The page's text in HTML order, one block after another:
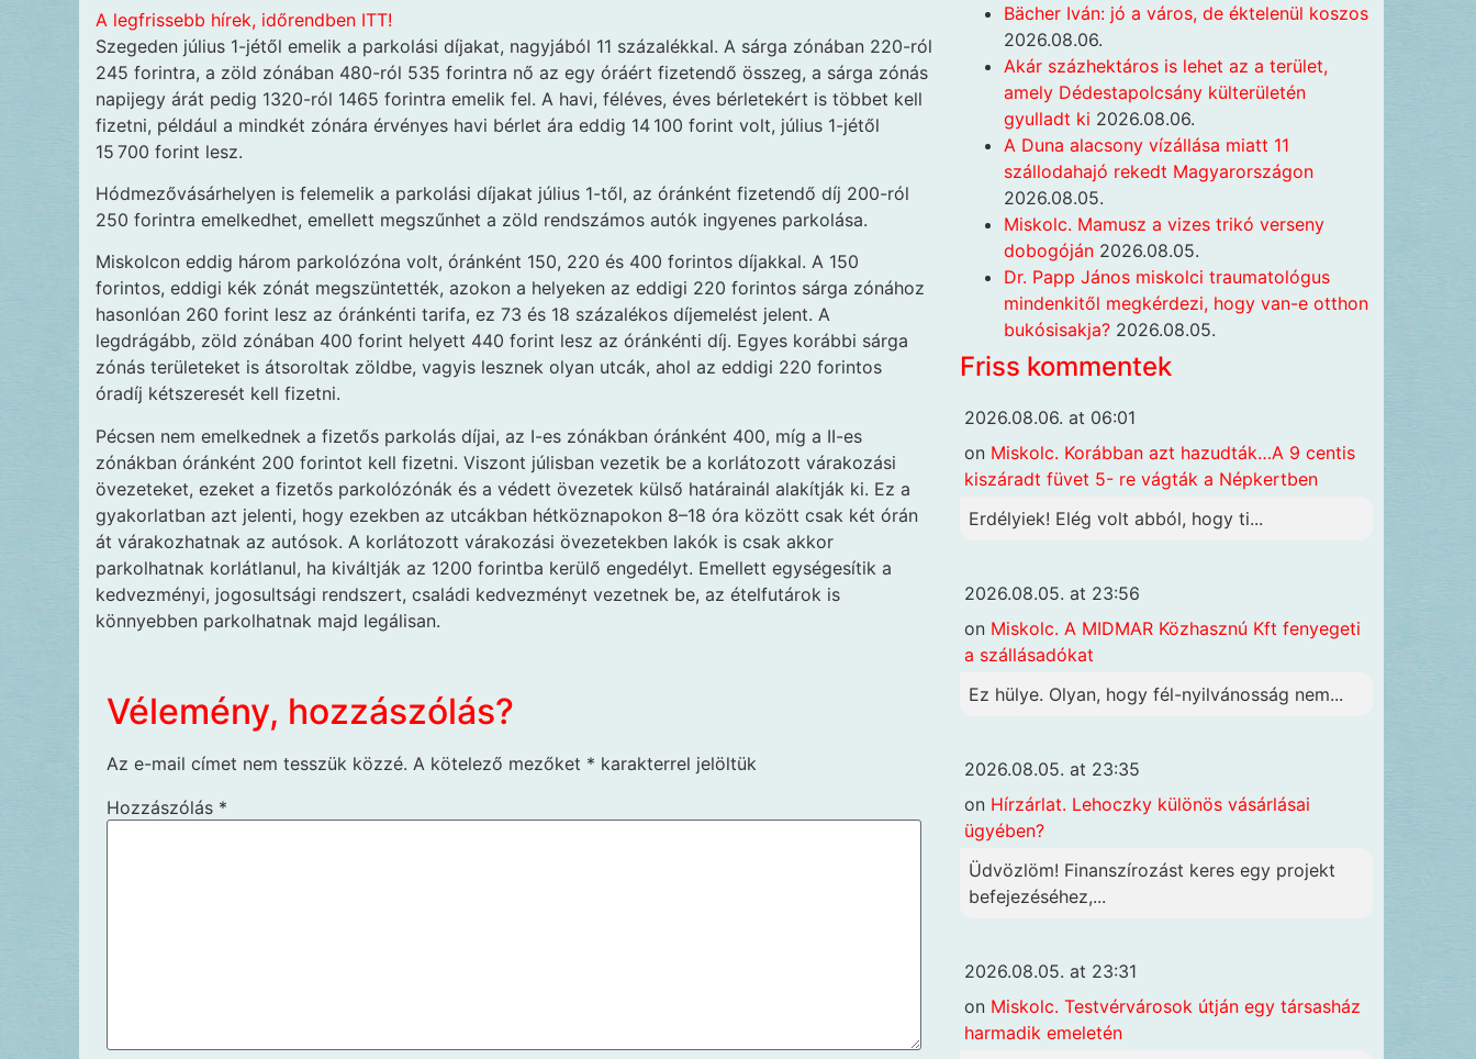
A legfrissebb hírek, időrendben ITT!
Szegeden július 1-jétől emelik a parkolási díjakat, nagyjából 11 százalékkal. A sárga zónában 220-ról
245 forintra, a zöld zónában 480-ról 535 forintra nő az egy óráért fizetendő összeg, a sárga zónás
napijegy árát pedig 1320-ról 1465 forintra emelik fel. A havi, féléves, éves bérletekért is többet kell
fizetni, például a mindkét zónára érvényes havi bérlet ára eddig 14 100 forint volt, július 1-jétől
15 700 forint lesz.
Hódmezővásárhelyen is felemelik a parkolási díjakat július 1-től, az óránként fizetendő díj 200-ról
250 forintra emelkedhet, emellett megszűnhet a zöld rendszámos autók ingyenes parkolása.
Miskolcon eddig három parkolózóna volt, óránként 150, 220 és 400 forintos díjakkal. A 150
forintos, eddigi kék zónát megszüntették, azokon a helyeken az eddigi 220 forintos sárga zónához
hasonlóan 260 forint lesz az óránkénti tarifa, ez 73 és 18 százalékos díjemelést jelent. A
legdrágább, zöld zónában 400 forint helyett 440 forint lesz az óránkénti díj. Egyes korábbi sárga
zónás területeket is átsoroltak zöldbe, vagyis lesznek olyan utcák, ahol az eddigi 220 forintos
óradíj kétszeresét kell fizetni.
Pécsen nem emelkednek a fizetős parkolás díjai, az I-es zónákban óránként 400, míg a II-es
zónákban óránként 200 forintot kell fizetni. Viszont júlisban vezetik be a korlátozott várakozási
övezeteket, ezeket a fizetős parkolózónák és a védett övezetek külső határainál alakítják ki. Ez a
gyakorlatban azt jelenti, hogy ezekben az utcákban hétköznapokon 8–18 óra között csak két órán
át várakozhatnak az autósok. A korlátozott várakozási övezetekben lakók is csak akkor
parkolhatnak korlátlanul, ha kiváltják az 1200 forintba kerülő engedélyt. Emellett egységesítik a
kedvezményi, jogosultsági rendszert, családi kedvezményt vezetnek be, az ételfutárok is
könnyebben parkolhatnak majd legálisan.
Vélemény, hozzászólás?
Az e-mail címet nem tesszük közzé. A kötelező mezőket * karakterrel jelöltük
Hozzászólás *
Bächer Iván: jó a város, de éktelenül koszos
2026.08.06.
Akár százhektáros is lehet az a terület,
amely Dédestapolcsány külterületén
gyulladt ki 2026.08.06.
A Duna alacsony vízállása miatt 11
szállodahajó rekedt Magyarországon
2026.08.05.
Miskolc. Mamusz a vizes trikó verseny
dobogóján 2026.08.05.
Dr. Papp János miskolci traumatológus
mindenkitől megkérdezi, hogy van-e otthon
bukósisakja? 2026.08.05.
Friss kommentek
2026.08.06. at 06:01
on Miskolc. Korábban azt hazudták…A 9 centis
kiszáradt füvet 5- re vágták a Népkertben
Erdélyiek! Elég volt abból, hogy ti...
2026.08.05. at 23:56
on Miskolc. A MIDMAR Közhasznú Kft fenyegeti
a szállásadókat
Ez hülye. Olyan, hogy fél-nyilvánosság nem...
2026.08.05. at 23:35
on Hírzárlat. Lehoczky különös vásárlásai
ügyében?
Üdvözlöm! Finanszírozást keres egy projekt
befejezéséhez,...
2026.08.05. at 23:31
on Miskolc. Testvérvárosok útján egy társasház
harmadik emeletén